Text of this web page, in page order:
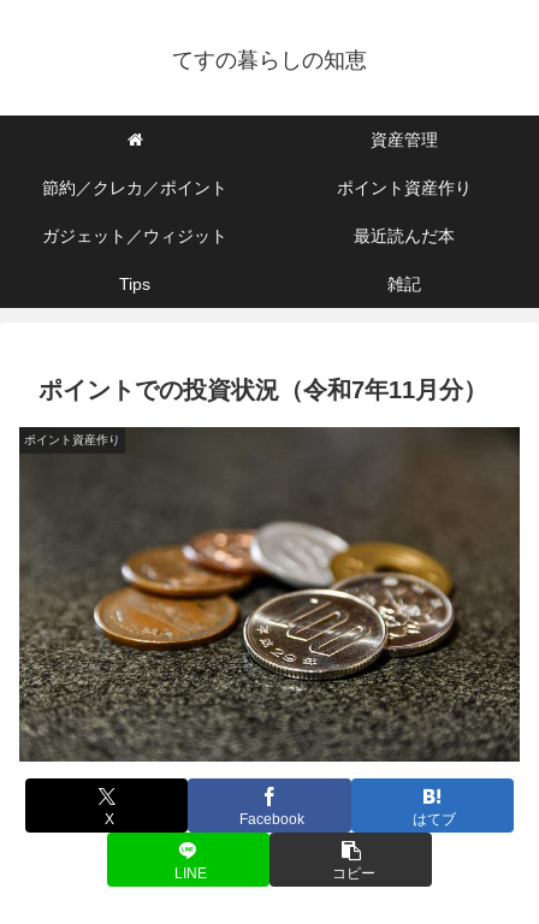
てすの暮らしの知恵
資産管理
節約／クレカ／ポイント ポイント資産作り
ガジェット／ウィジット 最近読んだ本
Tips 雑記
ポイントでの投資状況（令和7年11月分）
ポイント資産作り
X Facebook はてブ
LINE コピー